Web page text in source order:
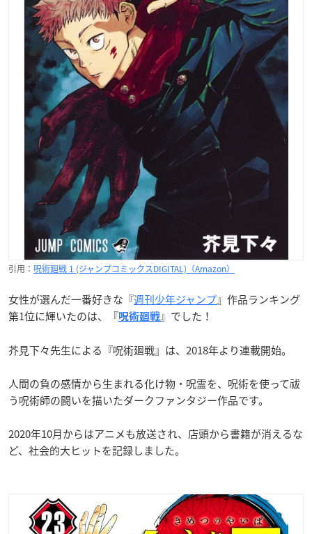
引用： 呪術廻戦 1 (ジャンプコミックスDIGITAL)（Amazon）
女性が選んだ一番好きな『週刊少年ジャンプ』作品ランキング
第1位に輝いたのは、『呪術廻戦』でした！
芥見下々先生による『呪術廻戦』は、2018年より連載開始。
人間の負の感情から生まれる化け物・呪霊を、呪術を使って祓
う呪術師の闘いを描いたダークファンタジー作品です。
2020年10月からはアニメも放送され、店頭から書籍が消えるな
ど、社会的大ヒットを記録しました。